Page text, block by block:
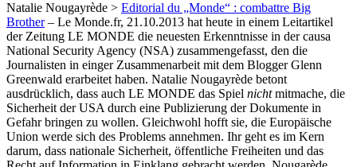
Natalie Nougayrède > Editorial du „Monde“ : combattre Big
Brother– Le Monde.fr, 21.10.2013 hat heute in einem Leitartikel
der Zeitung LE MONDE die neuesten Erkenntnisse in der causa
National Security Agency (NSA) zusammengefasst, den die
Journalisten in einger Zusammenarbeit mit dem Blogger Glenn
Greenwald erarbeitet haben. Natalie Nougayrède betont
ausdrücklich, dass auch LE MONDE das Spiel nichtmitmache, die
Sicherheit der USA durch eine Publizierung der Dokumente in
Gefahr bringen zu wollen. Gleichwohl hofft sie, die Europäische
Union werde sich des Problems annehmen. Ihr geht es im Kern
darum, dass nationale Sicherheit, öffentliche Freiheiten und das